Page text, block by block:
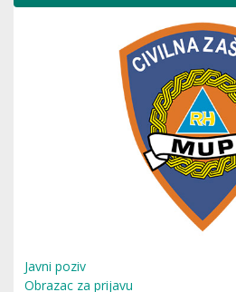
Javni poziv
Obrazac za prijavu